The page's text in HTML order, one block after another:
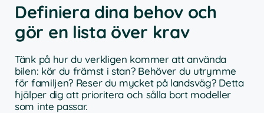
Definiera dina behov och
gör en lista över krav
Tänk på hur du verkligen kommer att använda
bilen: kör du främst i stan? Behöver du utrymme
för familjen? Reser du mycket på landsväg? Detta
hjälper dig att prioritera och sålla bort modeller
som inte passar.